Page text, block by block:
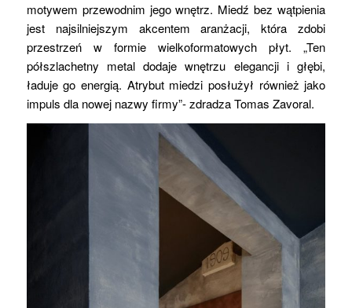
motywem przewodnim jego wnętrz. Miedź bez wątpienia
jest najsilniejszym akcentem aranżacji, która zdobi
przestrzeń w formie wielkoformatowych płyt. „Ten
półszlachetny metal dodaje wnętrzu elegancji i głębi,
ładuje go energią. Atrybut miedzi posłużył również jako
impuls dla nowej nazwy firmy”- zdradza Tomas Zavoral.